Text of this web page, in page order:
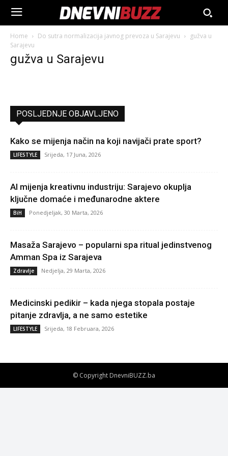
Home Do sutra normalizacija javnog prevoza u Sarajevu
gužva u
Sarajevu
gužva u Sarajevu
POSLJEDNJE OBJAVLJENO
Kako se mijenja način na koji navijači prate sport?
LIFESTYLE Srijeda, 17 Juna, 2026
AI mijenja kreativnu industriju: Sarajevo okuplja
ključne domaće i međunarodne aktere
BiH Ponedjeljak, 30 Marta, 2026
Masaža Sarajevo – popularni spa ritual jedinstvenog
Amman Spa iz Sarajeva
Zdravlje Nedjelja, 29 Marta, 2026
Medicinski pedikir – kada njega stopala postaje
pitanje zdravlja, a ne samo estetike
LIFESTYLE Srijeda, 18 Februara, 2026
© Copyright DnevniBUZZ.ba